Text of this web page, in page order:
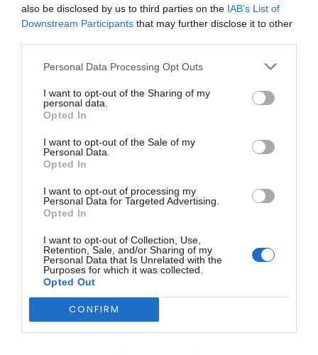
also be disclosed by us to third parties on the IAB’s List of
Downstream Participants that may further disclose it to other
Personal Data Processing Opt Outs
I want to opt-out of the Sharing of my
personal data.
Opted In
I want to opt-out of the Sale of my
Personal Data.
Opted In
I want to opt-out of processing my
Personal Data for Targeted Advertising.
Opted In
I want to opt-out of Collection, Use,
Retention, Sale, and/or Sharing of my
Personal Data that Is Unrelated with the
Purposes for which it was collected.
Opted Out
CONFIRM
Notícias de Águeda
Caminhada “Pé na
Causa” da ABARCA
adiada devido à
coincidência com
outros...
Castelo de Belmonte recebe
observação do eclipse solar
6 DE AGOSTO, 2026
BEIRA INTERIOR